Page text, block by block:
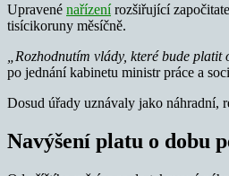
Upravené nařízenírozšiřující
tisícikoruny měsíčně.
„Rozhodnutím vlády, které bude
po jednání kabinetu ministr práce a
Dosud úřady uznávaly jako náhradní,
Navýšení platu o dobu